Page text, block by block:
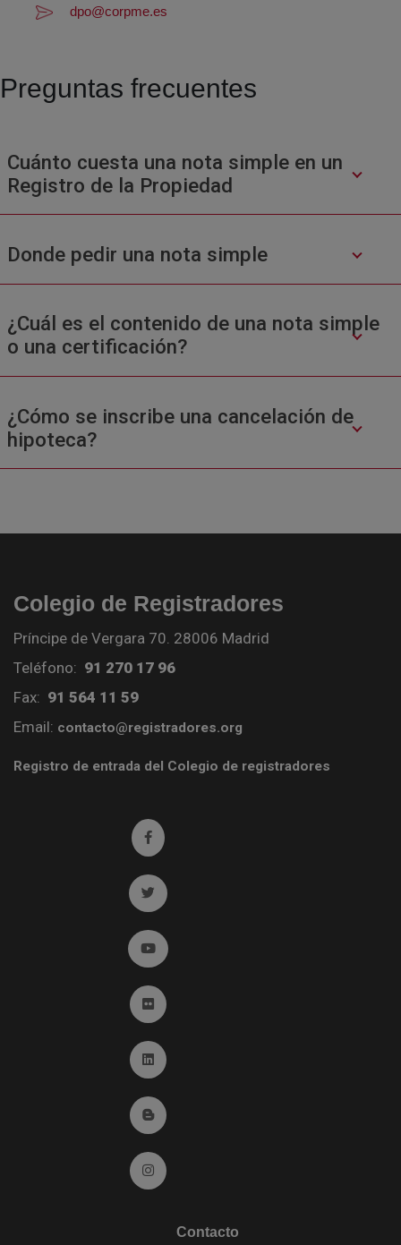
dpo@corpme.es
Preguntas frecuentes
Cuánto cuesta una nota simple en un
Registro de la Propiedad
Donde pedir una nota simple
¿Cuál es el contenido de una nota simple
o una certificación?
¿Cómo se inscribe una cancelación de
hipoteca?
Colegio de Registradores
Príncipe de Vergara 70. 28006 Madrid
Teléfono: 91 270 17 96
Fax: 91 564 11 59
Email: contacto@registradores.org
Registro de entrada del Colegio de registradores
Ir a facebook (abre en ventana nueva)
Ir a twitter (abre en ventana nueva)
Ir a YouTube (abre en ventana nueva)
Ir a Flickr (abre en ventana nueva)
Ir a Linkedin (abre en ventana nueva)
Ir al Blog (abre en ventana nueva)
Ir a Instagram (abre en ventana nueva)
Contacto